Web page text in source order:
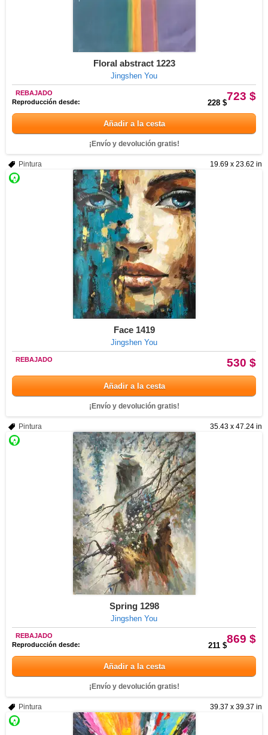
Floral abstract 1223
Jingshen You
723 $
REBAJADO
Reproducción desde:
228 $
Añadir a la cesta
¡Envío y devolución gratis!
19.69 x 23.62 in
Pintura
Face 1419
Jingshen You
530 $
REBAJADO
Añadir a la cesta
¡Envío y devolución gratis!
35.43 x 47.24 in
Pintura
Spring 1298
Jingshen You
869 $
REBAJADO
Reproducción desde:
211 $
Añadir a la cesta
¡Envío y devolución gratis!
39.37 x 39.37 in
Pintura